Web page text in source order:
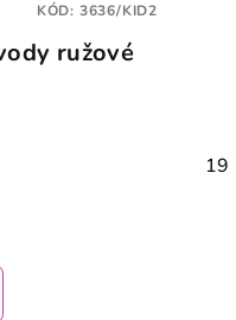
ružové
KÓD: 3636/KID2
19